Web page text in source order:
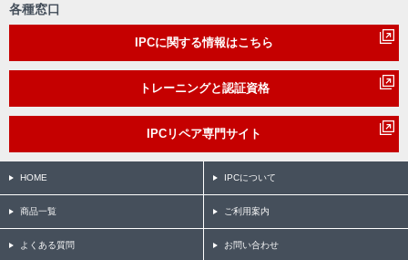
各種窓口
IPCに関する情報はこちら
トレーニングと認証資格
IPCリペア専門サイト
HOME IPCについて
商品一覧 ご利用案内
よくある質問 お問い合わせ